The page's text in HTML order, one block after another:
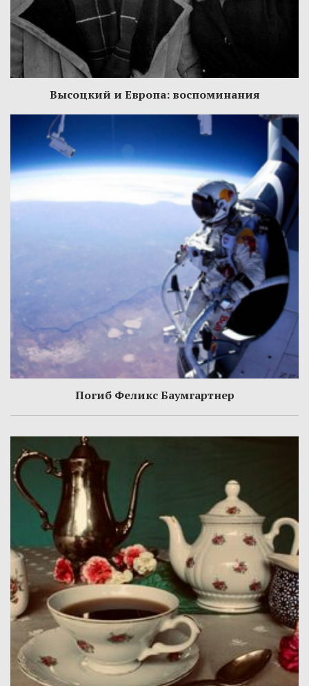
Высоцкий и Европа: воспоминания
Погиб Феликс Баумгартнер